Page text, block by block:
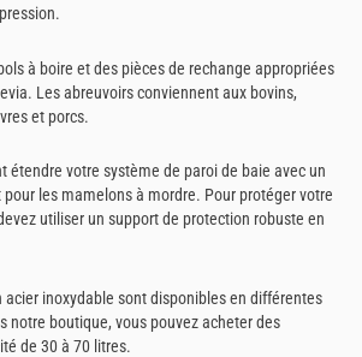
à boire et des pièces de rechange appropriées
Les abreuvoirs conviennent aux bovins,
et porcs.
étendre votre système de paroi de baie avec un
les mamelons à mordre. Pour protéger votre
utiliser un support de protection robuste en
acier inoxydable sont disponibles en différentes
notre boutique, vous pouvez acheter des
de 30 à 70 litres.